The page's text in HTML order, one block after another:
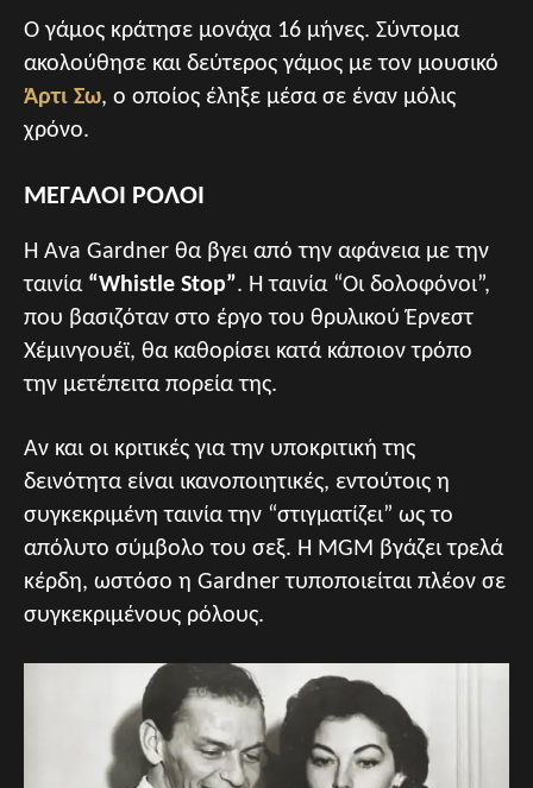
Ο γάμος κράτησε μονάχα 16 μήνες. Σύντομα
ακολούθησε και δεύτερος γάμος με τον μουσικό
Άρτι Σω, ο οποίος έληξε μέσα σε έναν μόλις
χρόνο.
ΜΕΓΑΛΟΙ ΡΟΛΟΙ
Η Ava Gardner θα βγει από την αφάνεια με την
ταινία “Whistle Stop”. H ταινία “Οι δολοφόνοι”,
που βασιζόταν στο έργο του θρυλικού Έρνεστ
Χέμινγουέϊ, θα καθορίσει κατά κάποιον τρόπο
την μετέπειτα πορεία της.
Αν και οι κριτικές για την υποκριτική της
δεινότητα είναι ικανοποιητικές, εντούτοις η
συγκεκριμένη ταινία την “στιγματίζει” ως το
απόλυτο σύμβολο του σεξ. Η ΜGM βγάζει τρελά
κέρδη, ωστόσο η Gardner τυποποιείται πλέον σε
συγκεκριμένους ρόλους.